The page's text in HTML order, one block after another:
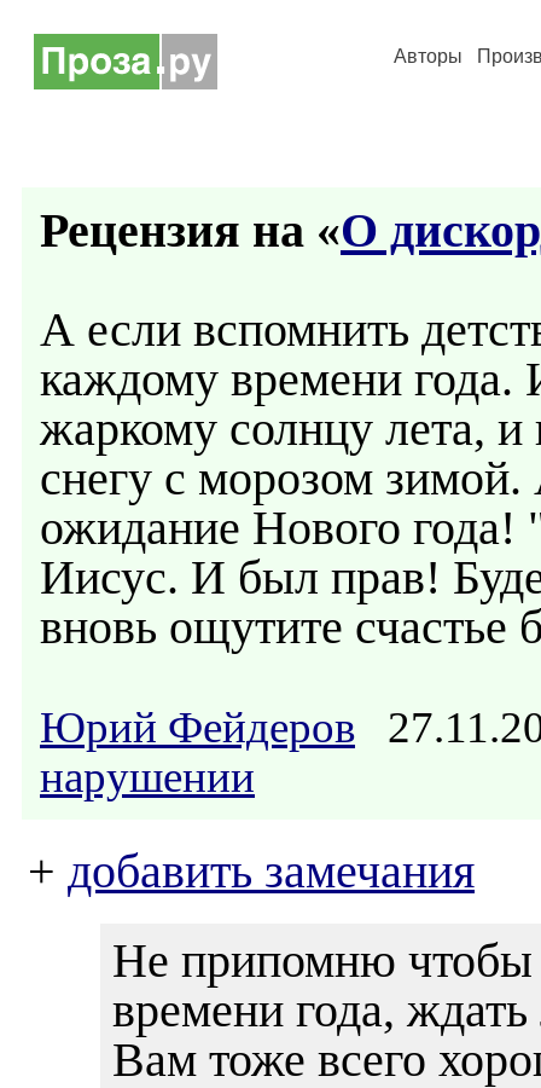
Авторы
Рецензия на «О
А если вспомнить
каждому времени года.
жаркому солнцу лета,
снегу с морозом
ожидание Нового года!
Иисус. И был прав!
вновь ощутите
Юрий Фейдеров
нарушении
+ добавить замечания
Не припомню чтобы
времени года,
Вам тоже всего